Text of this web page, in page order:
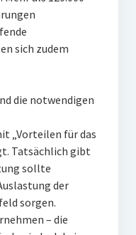
sich zudem
die notwendigen
„Vorteilen für das
Tatsächlich gibt
sollte
der
sorgen.
– die